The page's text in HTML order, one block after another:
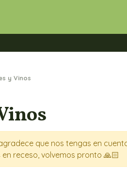
y Vinos
que nos tengas en
receso, volvemos pronto 🙏🏻